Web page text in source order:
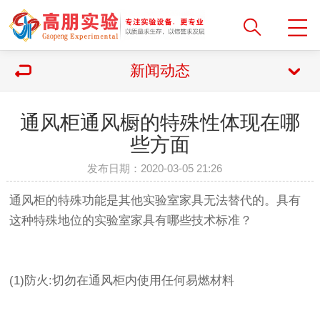
新闻动态
通风柜通风橱的特殊性体现在哪
些方面
发布日期：2020-03-05 21:26
通风柜的特殊功能是其他实验室家具无法替代的。具有
这种特殊地位的实验室家具有哪些技术标准？
(1)防火:切勿在通风柜内使用任何易燃材料